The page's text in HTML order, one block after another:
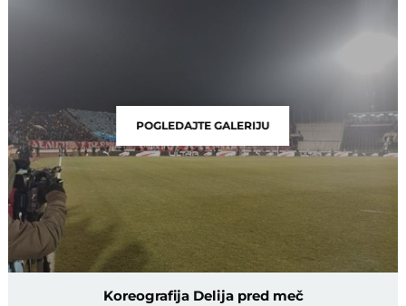
POGLEDAJTE GALERIJU
Koreografija Delija pred meč